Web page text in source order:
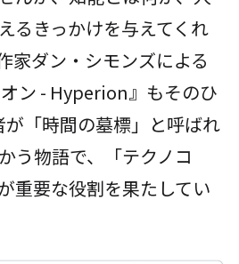
るきっかけを与えてくれ
家ダン・シモンズによる
ン - Hyperion』もそのひ
が「時間の墓標」と呼ばれ
う物語で、「テクノコ
重要な役割を果たしてい